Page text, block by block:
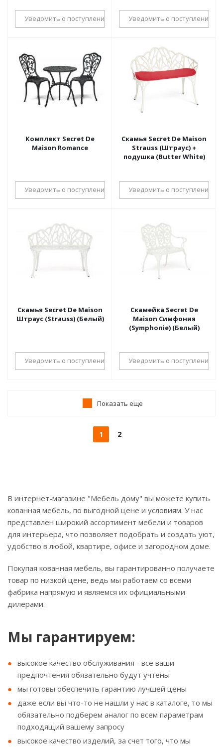
Уведомить о поступлении Уведомить о поступлении
Комплект Secret De
Maison Romance
Уведомить о поступлении
Скамья Secret De Maison
Strauss (Штраус) +
подушка (Butter White)
Уведомить о поступлении
Скамья Secret De Maison
Штраус (Strauss) (Белый)
Уведомить о поступлении
Скамейка Secret De
Maison Симфония
(Symphonie) (Белый)
Уведомить о поступлении
Показать еще
1 2
В интернет-магазине "Мебель дому" вы можете купить
кованная мебель, по выгодной цене и условиям. У нас
представлен широкий ассортимент мебели и товаров
для интерьера, что позволяет подобрать и создать уют,
удобство в любой, квартире, офисе и загородном доме.
Покупая кованная мебель, вы гарантированно получаете
товар по низкой цене, ведь мы работаем со всеми
фабрика напрямую и являемся их официальными
дилерами.
Мы гарантируем:
высокое качество обслуживания - все ваши
предпочтения обязательно будут учтены
мы готовы обеспечить гарантию лучшей цены
даже если вы что-то не нашли у нас в каталоге, то мы
обязательно подберем аналог по всем параметрам
подходящий вашему запросу
высокое качество изделий, за счет того, что мы